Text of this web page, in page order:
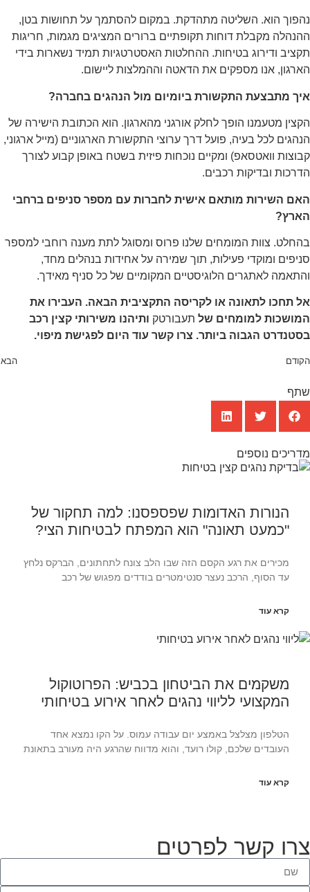
הוא. השליטה מתהדקת. במקום להסתמך על תחושות בטן,
מקבלת דוחות תקופתיים ברורים המציגים מגמות, חריגות
ודירוג בטיחות. ההחלטות האסטרטגיות תמיד נשארות בידי
אנו מספקים את הדאטה וההמלצות ליישום.
מתבצעת התקשורת ביומיום מול הנהגים בחברה?
מטעמנו הופך לחלק אורגני מהארגון. הוא הכתובת הישירה של
לכל בעיה, פועל דרך ערוצי התקשורת הארגוניים (מייל ארגוני,
וואטסאפ) ומקיים נוכחות פיזית בשטח באופן קבוע לצורך
ובדיקות רכבים.
השירות מותאם אישית לחברות עם מספר סניפים ברחבי
צוות המומחים שלנו פרוס ומסוגל לתת מענה רוחבי למספר
ומוקדי פעילות, תוך שמירה על אחידות בנהלים מחד,
לאתגרים הלוגיסטיים המקומיים של כל סניף מאידך.
תחכו לתאונה או לקריסה התקציבית הבאה. העבירו את
למומחים שלתעבורטקותיהנו משירותי קצין רכב
הגבוה ביותר. צרו קשר עוד היום לפגישת מיפוי.
הבא
נוספים
הנורות האדומות שפספסנו: למה תחקור של
"כמעט תאונה" הוא המפתח לבטיחות הצי?
מכירים את רגע הקסם הזה שבו הלב צונח לתחתונים, הברקס נלחץ
עד הסוף, הרכב נעצר סנטימטרים בודדים מפגוש של רכב
קרא עוד
משקמים את הביטחון בכביש: הפרוטוקול
המקצועי לליווי נהגים לאחר אירוע בטיחותי
הטלפון מצלצל באמצע יום עבודה עמוס. על הקו נמצא אחד
העובדים שלכם, קולו רועד, והוא מדווח שהרגע היה מעורב בתאונת
קרא עוד
קשר לפרטים